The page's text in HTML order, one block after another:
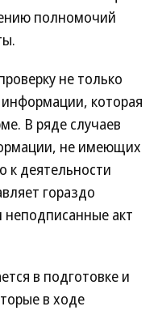
полномочий
не только
которая
В ряде случаев
не имеющих
к деятельности
гораздо
акт
в подготовке и
в ходе